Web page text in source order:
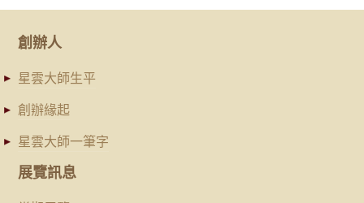
創辦人
星雲大師生平
創辦緣起
星雲大師一筆字
展覽訊息